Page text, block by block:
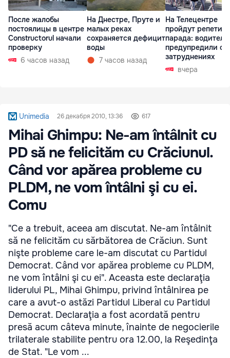
После жалобы
постоялицы в центре
Constructorul начали
проверку
6 часов назад
На Днестре, Пруте и
малых реках
сохраняется дефицит
воды
7 часов назад
На Телецентре
пройдут
парада:
предупредили о
затруднениях
вчера
Unimedia 26 декабря 2010, 13:36 617
Mihai Ghimpu: Ne-am întâlnit cu
PD să ne felicităm cu Crăciunul.
Când vor apărea probleme cu
PLDM, ne vom întâlni şi cu ei.
Comu
"Ce a trebuit, aceea am discutat. Ne-am întâlnit
să ne felicităm cu sărbătorea de Crăciun. Sunt
nişte probleme care le-am discutat cu Partidul
Democrat. Când vor apărea probleme cu PLDM,
ne vom întâlni şi cu ei". Aceasta este declaraţia
liderului PL, Mihai Ghimpu, privind întâlnirea pe
care a avut-o astăzi Partidul Liberal cu Partidul
Democrat. Declaraţia a fost acordată pentru
presă acum câteva minute, înainte de negocierile
trilaterale stabilite pentru ora 12.00, la Reşedinţa
de Stat. "Le vom ...